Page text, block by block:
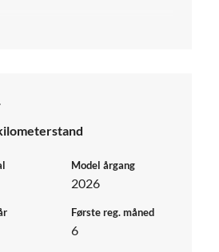
Model årgang
2026
Første reg. måned
6